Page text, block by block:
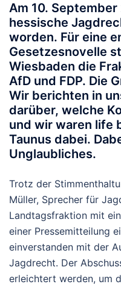
Am 10.
hessische
worden. Für eine
Gesetzesnovelle
Wiesbaden die
AfD und FDP. Die
Wir berichten in
darüber, welche
und wir waren life
Taunus dabei.
Unglaubliches.
Trotz der
Müller, Sprecher für
Landtagsfraktion mit
einer Pressemitteilung
einverstanden mit der
Jagdrecht. Der
erleichtert werden, um